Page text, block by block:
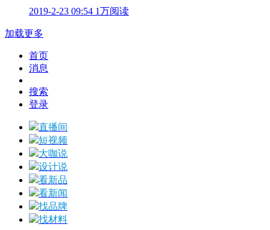
2019-2-23 09:54 1万阅读
加载更多
首页
消息
搜索
登录
直播间
短视频
大咖说
设计说
看新品
看新闻
找品牌
找材料